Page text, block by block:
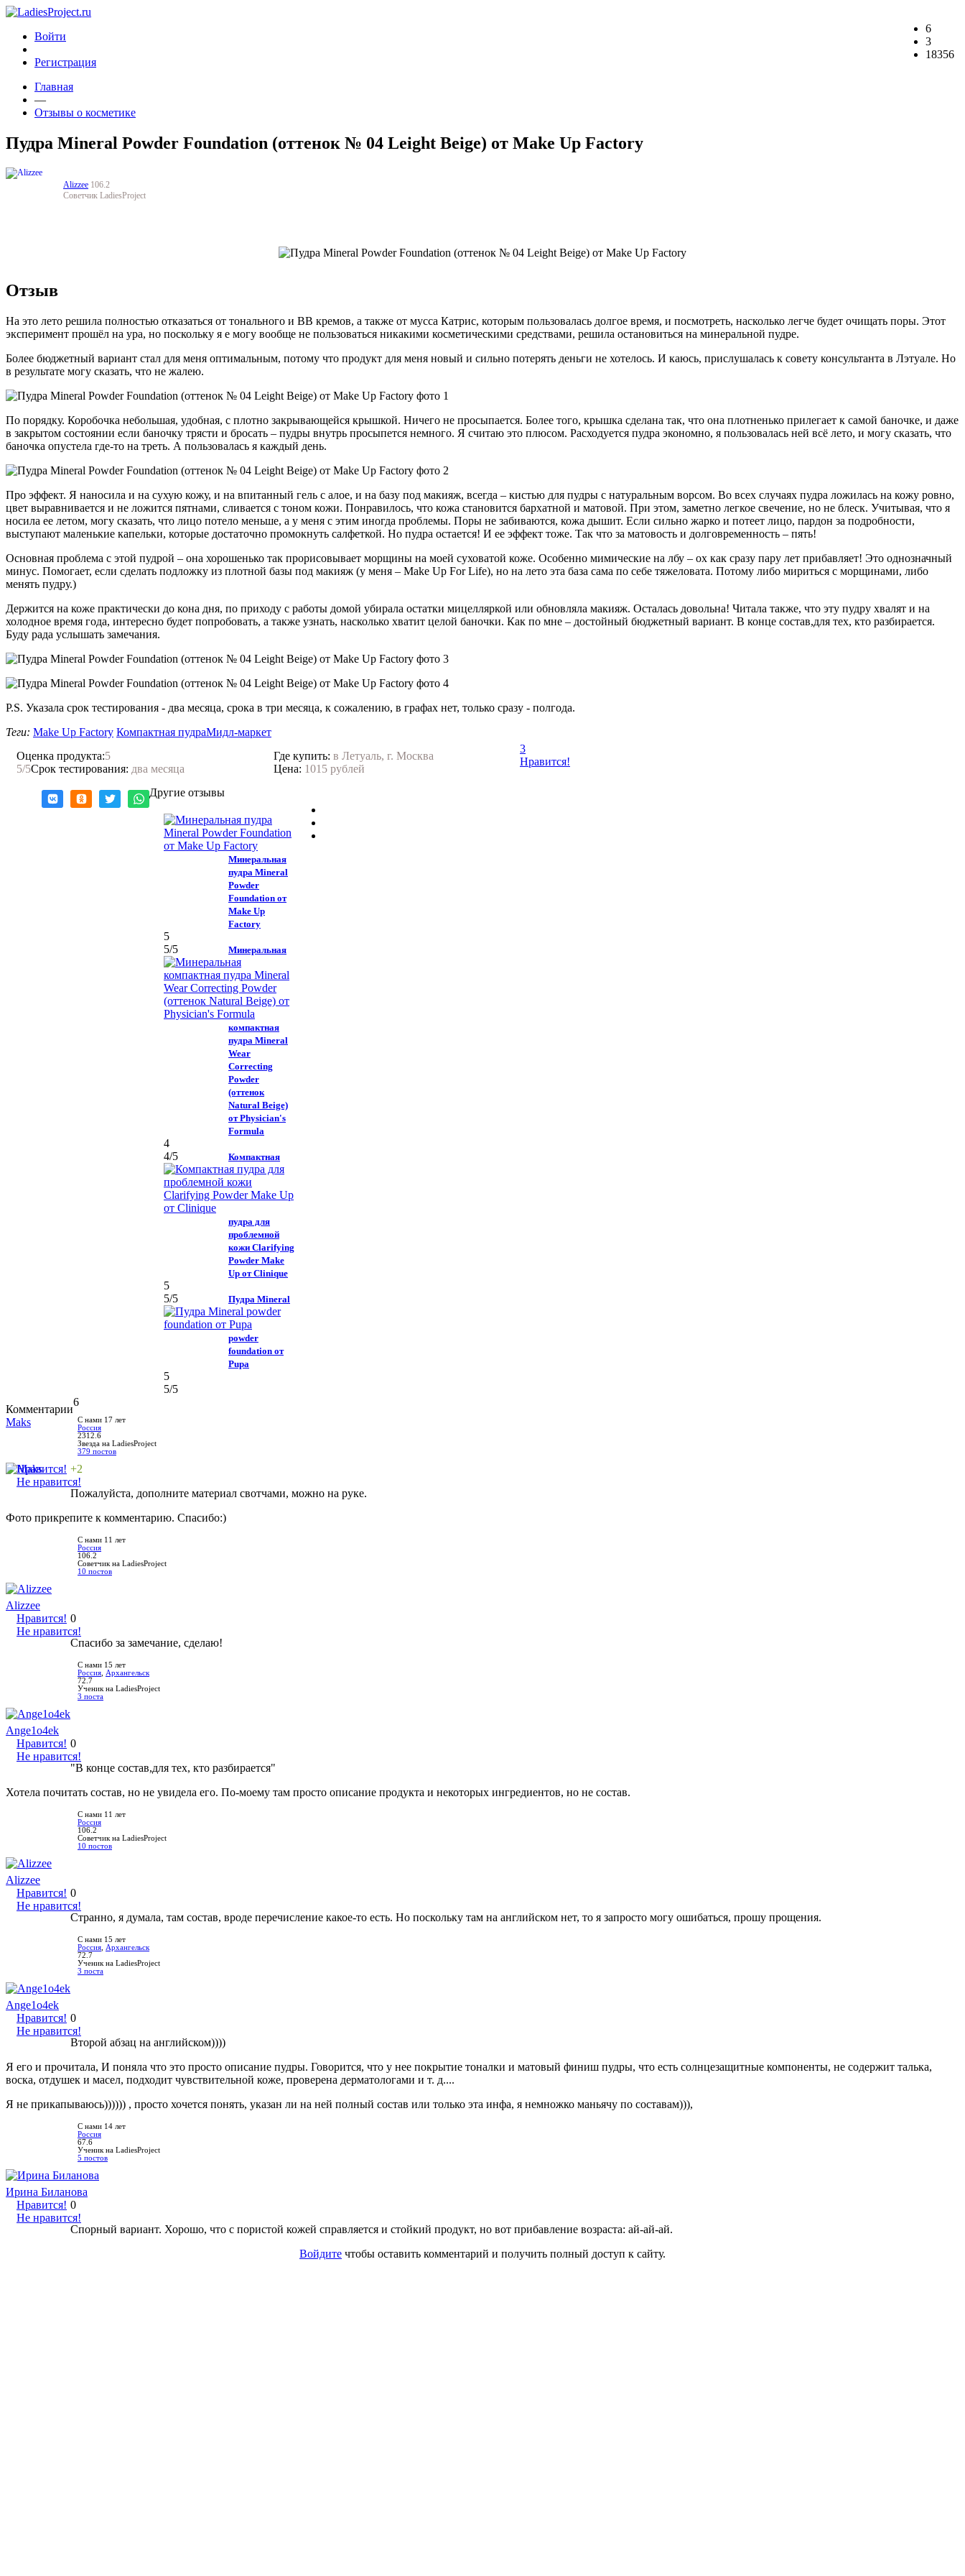
Войти
Регистрация
Главная
—
Отзывы о косметике
Пудра Mineral Powder Foundation (оттенок № 04 Leight Beige) от Make Up Factory
Alizzee 106.2
Советчик LadiesProject
6
3
18356
Отзыв
На это лето решила полностью отказаться от тонального и ВВ кремов, а также от мусса Катрис, которым пользовалась долгое время, и посмотреть, насколько легче будет очищать поры. Этот
эксперимент прошёл на ура, но поскольку я е могу вообще не пользоваться никакими косметическими средствами, решила остановиться на минеральной пудре.
Более бюджетный вариант стал для меня оптимальным, потому что продукт для меня новый и сильно потерять деньги не хотелось. И каюсь, прислушалась к совету консультанта в Лэтуале. Но
в результате могу сказать, что не жалею.
По порядку. Коробочка небольшая, удобная, с плотно закрывающейся крышкой. Ничего не просыпается. Более того, крышка сделана так, что она плотненько прилегает к самой баночке, и даже
в закрытом состоянии если баночку трясти и бросать – пудры внутрь просыпется немного. Я считаю это плюсом. Расходуется пудра экономно, я пользовалась ней всё лето, и могу сказать, что
баночка опустела где-то на треть. А пользовалась я каждый день.
Про эффект. Я наносила и на сухую кожу, и на впитанный гель с алое, и на базу под макияж, всегда – кистью для пудры с натуральным ворсом. Во всех случаях пудра ложилась на кожу ровно,
цвет выравнивается и не ложится пятнами, сливается с тоном кожи. Понравилось, что кожа становится бархатной и матовой. При этом, заметно легкое свечение, но не блеск. Учитывая, что я
носила ее летом, могу сказать, что лицо потело меньше, а у меня с этим иногда проблемы. Поры не забиваются, кожа дышит. Если сильно жарко и потеет лицо, пардон за подробности,
выступают маленькие капельки, которые достаточно промокнуть салфеткой. Но пудра остается! И ее эффект тоже. Так что за матовость и долговременность – пять!
Основная проблема с этой пудрой – она хорошенько так прорисовывает морщины на моей суховатой коже. Особенно мимические на лбу – ох как сразу пару лет прибавляет! Это однозначный
минус. Помогает, если сделать подложку из плотной базы под макияж (у меня – Make Up For Life), но на лето эта база сама по себе тяжеловата. Потому либо мириться с морщинами, либо
менять пудру.)
Держится на коже практически до кона дня, по приходу с работы домой убирала остатки мицелляркой или обновляла макияж. Осталась довольна! Читала также, что эту пудру хвалят и на
холодное время года, интересно будет попробовать, а также узнать, насколько хватит целой баночки. Как по мне – достойный бюджетный вариант. В конце состав,для тех, кто разбирается.
Буду рада услышать замечания.
P.S. Указала срок тестирования - два месяца, срока в три месяца, к сожалению, в графах нет, только сразу - полгода.
Теги: Make Up Factory Компактная пудраМидл-маркет
Оценка продукта:5
5/5Срок тестирования: два месяца
Где купить: в Летуаль, г. Москва
Цена: 1015 рублей
3
Нравится!
Другие отзывы
Минеральная
пудра Mineral
Powder
Foundation от
Make Up
Factory
5
5/5 Минеральная
компактная
пудра Mineral
Wear
Correcting
Powder
(оттенок
Natural Beige)
от Physician's
Formula
4
4/5 Компактная
пудра для
проблемной
кожи Clarifying
Powder Make
Up от Clinique
5
5/5 Пудра Mineral
powder
foundation от
Pupa
5
5/5
Комментарии
6
С нами 17 лет
Россия
2312.6
Звезда на LadiesProject
379 постов
Maks
Нравится!
Не нравится!
+2
Пожалуйста, дополните материал свотчами, можно на руке.
Фото прикрепите к комментарию. Спасибо:)
С нами 11 лет
Россия
106.2
Советчик на LadiesProject
10 постов
Alizzee
Нравится!
Не нравится!
0
Спасибо за замечание, сделаю!
С нами 15 лет
Россия
Архангельск
72.7
Ученик на LadiesProject
3 поста
Ange1o4ek
Нравится!
Не нравится!
0
"В конце состав,для тех, кто разбирается"
Хотела почитать состав, но не увидела его. По-моему там просто описание продукта и некоторых ингредиентов, но не состав.
С нами 11 лет
Россия
106.2
Советчик на LadiesProject
10 постов
Alizzee
Нравится!
Не нравится!
0
Странно, я думала, там состав, вроде перечисление какое-то есть. Но поскольку там на английском нет, то я запросто могу ошибаться, прошу прощения.
С нами 15 лет
Россия
Архангельск
72.7
Ученик на LadiesProject
3 поста
Ange1o4ek
Нравится!
Не нравится!
0
Второй абзац на английском))))
Я его и прочитала, И поняла что это просто описание пудры. Говорится, что у нее покрытие тоналки и матовый финиш пудры, что есть солнцезащитные компоненты, не содержит талька,
воска, отдушек и масел, подходит чувствительной коже, проверена дерматологами и т. д....
Я не прикапываюсь)))))) , просто хочется понять, указан ли на ней полный состав или только эта инфа, я немножко маньячу по составам))),
С нами 14 лет
Россия
67.6
Ученик на LadiesProject
5 постов
Ирина Биланова
Нравится!
Не нравится!
0
Спорный вариант. Хорошо, что с пористой кожей справляется и стойкий продукт, но вот прибавление возраста: ай-ай-ай.
Войдите чтобы оставить комментарий и получить полный доступ к сайту.